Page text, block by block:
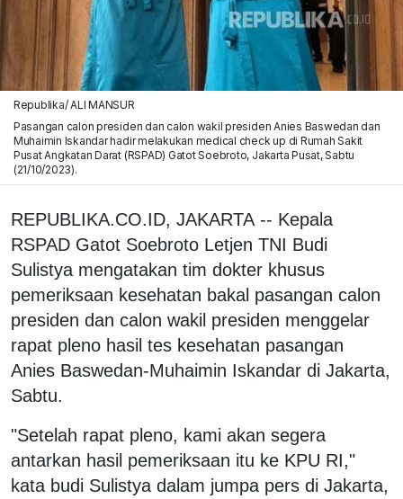
Republika/ ALI MANSUR
Pasangan calon presiden dan calon wakil presiden Anies Baswedan dan
Muhaimin Iskandar hadir melakukan medical check up di Rumah Sakit
Pusat Angkatan Darat (RSPAD) Gatot Soebroto, Jakarta Pusat, Sabtu
(21/10/2023).
REPUBLIKA.CO.ID, JAKARTA -- Kepala
RSPAD Gatot Soebroto Letjen TNI Budi
Sulistya mengatakan tim dokter khusus
pemeriksaan kesehatan bakal pasangan calon
presiden dan calon wakil presiden menggelar
rapat pleno hasil tes kesehatan pasangan
Anies Baswedan-Muhaimin Iskandar di Jakarta,
Sabtu.
"Setelah rapat pleno, kami akan segera
antarkan hasil pemeriksaan itu ke KPU RI,"
kata budi Sulistya dalam jumpa pers di Jakarta,